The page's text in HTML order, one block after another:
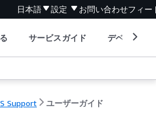
日本語 設定 お問い合わせフィー
サービスガイド デベロッパ
Support ユーザーガイド